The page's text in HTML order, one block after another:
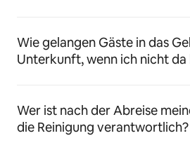
Wie gelangen Gäste in das
Unterkunft, wenn ich nicht da
Wer ist nach der Abreise
die Reinigung verantwortlich?